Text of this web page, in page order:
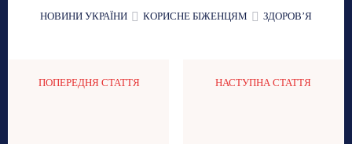
НОВИНИ УКРАЇНИ
КОРИСНЕ БІЖЕНЦЯМ ЗДОРОВʼЯ
ПОПЕРЕДНЯ СТАТТЯ НАСТУПНА СТАТТЯ